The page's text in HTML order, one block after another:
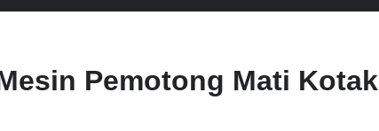
Pemotong Mati Kotak